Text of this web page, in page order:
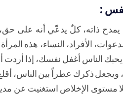
:
يمدح ذاته، كلٌ يدعّي أنه على
الأفراد، النساء، هذه
الناس أغفل نفسك، إذا
ذكرك عطراً بين الناس،
مستوى الإخلاص استغنيت عن